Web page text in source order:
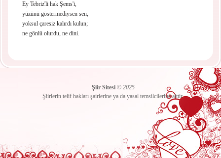
Ey Tebriz'li hak Şems'i,
yüzünü göstermediysen sen,
yoksul çaresiz kalırdı kulun;
ne gönlü olurdu, ne dini.
Şiir Sitesi© 2025
Şiirlerin telif hakları şairlerine ya da yasal temsilcilerine aittir.